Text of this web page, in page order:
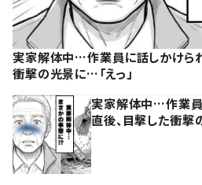
実家解体中…作業員に話しかけら
衝撃の光景に…「えっ」
実家解体中…作業員
直後、目撃した衝撃